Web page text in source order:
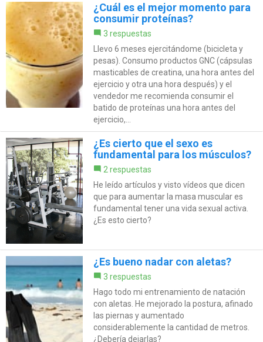
¿Cuál es el mejor momento para
consumir proteínas?
3 respuestas
Llevo 6 meses ejercitándome (bicicleta y
pesas). Consumo productos GNC (cápsulas
masticables de creatina, una hora antes del
ejercicio y otra una hora después) y el
vendedor me recomienda consumir el
batido de proteínas una hora antes del
ejercicio,...
¿Es cierto que el sexo es
fundamental para los músculos?
2 respuestas
He leído artículos y visto vídeos que dicen
que para aumentar la masa muscular es
fundamental tener una vida sexual activa.
¿Es esto cierto?
¿Es bueno nadar con aletas?
3 respuestas
Hago todo mi entrenamiento de natación
con aletas. He mejorado la postura, afinado
las piernas y aumentado
considerablemente la cantidad de metros.
¿Debería dejarlas?